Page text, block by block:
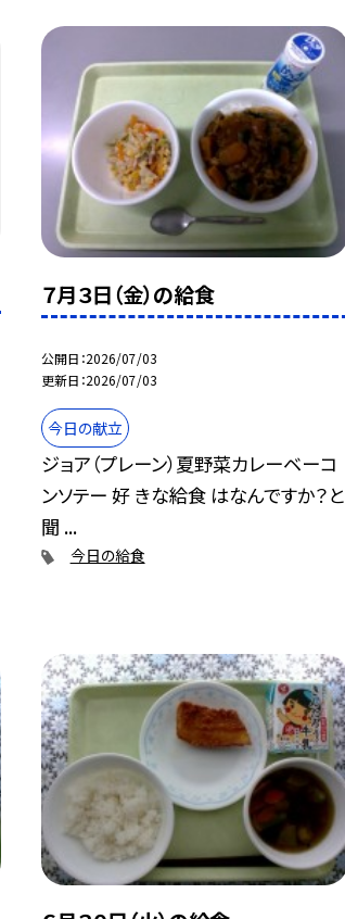
７月３日（金）の給食
公開日 2026/07/03
更新日 2026/07/03
今日の献立
ジョア（プレーン）夏野菜カレーベーコ
ンソテー 好 きな給食 はなんですか？と
聞 ...
今日の給食